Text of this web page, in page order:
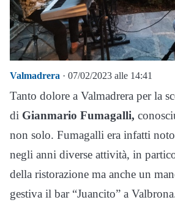
Valmadrera · 07/02/2023 alle 14:41
Tanto dolore a Valmadrera per la
di Gianmario Fumagalli,
non solo. Fumagalli era infatti
negli anni diverse attività, in
della ristorazione ma anche un
gestiva il bar “Juancito” a